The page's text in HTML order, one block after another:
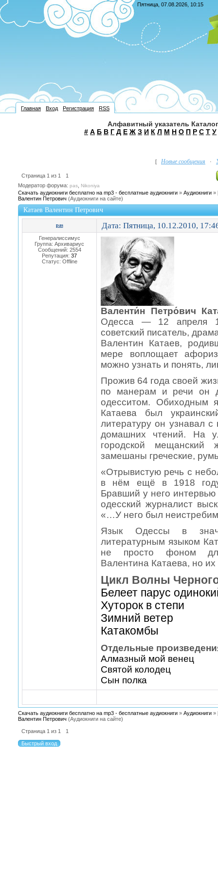
Пятница, 07.08.2026, 10:15
Главная Вход Регистрация RSS
Алфавитный указатель
# А Б В Г Д Е Ж З И К Л М Н О П Р С Т У
[ Новые сообщения ·
Страница 1 из 1
1
Модератор форума: pas Nikoniya
Скачать аудиокниги бесплатно на mp3 - бесплатные аудиокниги » Аудиокниги »
Валентин Петрович (Аудиокниги на сайте)
Катаев Валентин Петрович
pas Дата: Пятница, 10.12.2010,
Генералиссимус
Группа: Архивариус
Сообщений: 2554
Репутация: 37
Статус: Offline
Валенти́н Петро́вич
Одесса — 12 апреля
советский писатель,
Валентин Катаев,
мере воплощает
можно узнать и понять,
Прожив 64 года своей
по манерам и речи он
одесситом. Обиходным
Катаева был
литературу он узнавал
домашних чтений. На
городской
замешаны греческие,
«Отрывистую речь с
в нём ещё в 1918
Бравший у него
одесский журналист
«…У него был
Язык Одессы в
литературным языком
не просто фоном
Валентина Катаева, но
Цикл Волны
Белеет парус
Хуторок в степи
Зимний ветер
Катакомбы
Отдельные
Алмазный мой венец
Святой колодец
Сын полка
Скачать аудиокниги бесплатно на mp3 - бесплатные аудиокниги » Аудиокниги »
Валентин Петрович (Аудиокниги на сайте)
Страница 1 из 1 1